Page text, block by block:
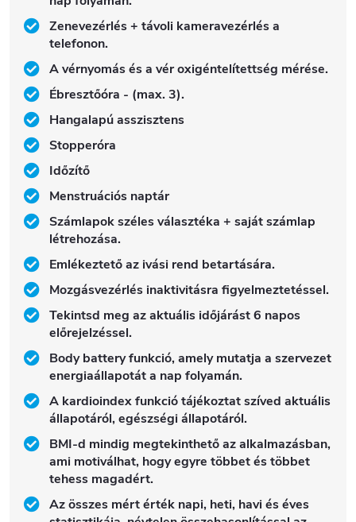
Zenevezérlés + távoli kameravezérlés a
telefonon.
A vérnyomás és a vér oxigéntelítettség mérése.
Ébresztőóra - (max. 3).
Hangalapú asszisztens
Stopperóra
Időzítő
Menstruációs naptár
Számlapok széles választéka + saját számlap
létrehozása.
Emlékeztető az ivási rend betartására.
Mozgásvezérlés inaktivitásra figyelmeztetéssel.
Tekintsd meg az aktuális időjárást 6 napos
előrejelzéssel.
Body battery funkció, amely mutatja a szervezet
energiaállapotát a nap folyamán.
A kardioindex funkció tájékoztat szíved aktuális
állapotáról, egészségi állapotáról.
BMI-d mindig megtekinthető az alkalmazásban,
ami motiválhat, hogy egyre többet és többet
tehess magadért.
Az összes mért érték napi, heti, havi és éves